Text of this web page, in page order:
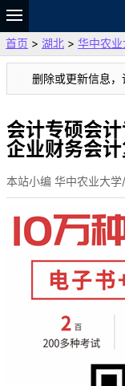
题库
故事
VIP
资料
首页 > 湖北 > 华中农
删除或更新信息
会计专硕会
企业财务会
本站小编 华中农业大